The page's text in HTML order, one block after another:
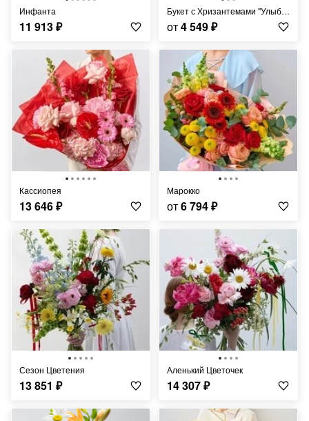
Инфанта
11 913₽
Букет с Хризантемами "Улыбка Ангела"
от4 549₽
Кассиопея
13 646₽
Марокко
от6 794₽
Сезон Цветения
13 851 ₽
Аленький Цветочек
14 307₽